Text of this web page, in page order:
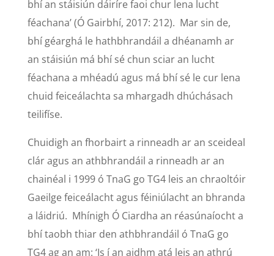
bhí an stáisiún dáiríre faoi chur lena lucht
féachana’ (Ó Gairbhí, 2017: 212). Mar sin de,
bhí géarghá le hathbhrandáil a dhéanamh ar
an stáisiún má bhí sé chun sciar an lucht
féachana a mhéadú agus má bhí sé le cur lena
chuid feiceálachta sa mhargadh dhúchásach
teilifíse.
Chuidigh an fhorbairt a rinneadh ar an sceideal
clár agus an athbhrandáil a rinneadh ar an
chainéal i 1999 ó TnaG go TG4 leis an chraoltóir
Gaeilge feiceálacht agus féiniúlacht an bhranda
a láidriú. Mhínigh Ó Ciardha an réasúnaíocht a
bhí taobh thiar den athbhrandáil ó TnaG go
TG4 ag an am: ‘Is í an aidhm atá leis an athrú